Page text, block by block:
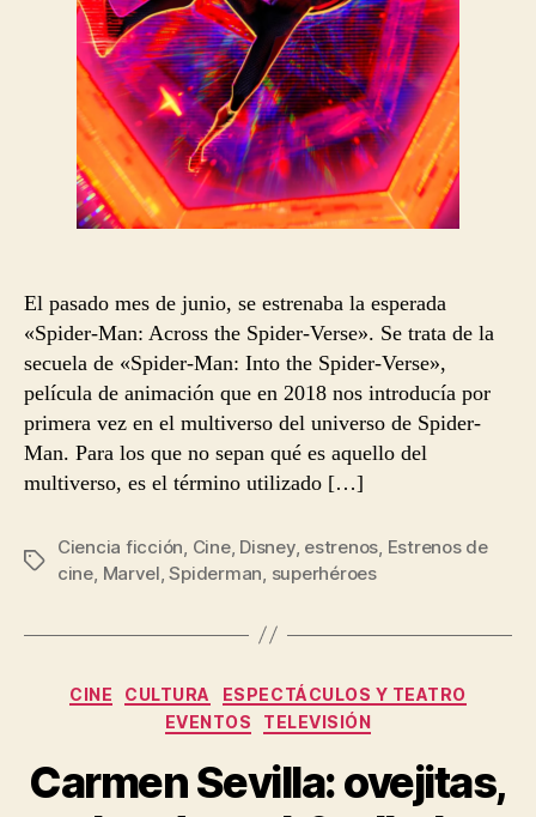
El pasado mes de junio, se estrenaba la esperada
«Spider-Man: Across the Spider-Verse». Se trata de la
secuela de «Spider-Man: Into the Spider-Verse»,
película de animación que en 2018 nos introducía por
primera vez en el multiverso del universo de Spider-
Man. Para los que no sepan qué es aquello del
multiverso, es el término utilizado […]
Etiquetas
Ciencia ficción Cine, Disney, estrenos Estrenos de
cine Marvel ,Spiderman superhéroes
Categorías
CINE CULTURA
ESPECTÁCULOS Y TEATRO
EVENTOS
TELEVISIÓN
Carmen Sevilla: ovejitas,